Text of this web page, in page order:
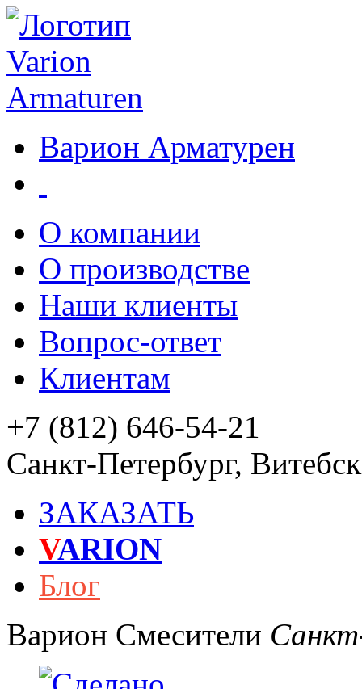
Варион Арматурен
О компании
О производстве
Наши клиенты
Вопрос-ответ
Клиентам
+7 (812) 646-54-21
Санкт-Петербург,
ЗАКАЗАТЬ
VARION
Блог
Варион Смесители